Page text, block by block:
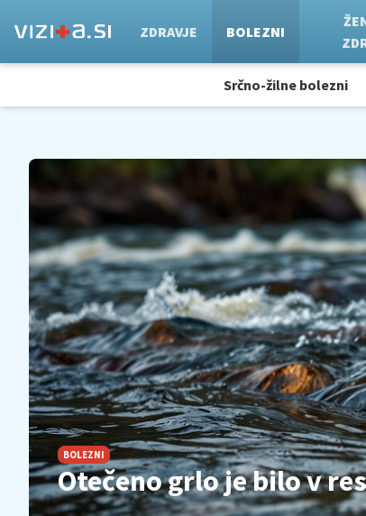
ZDRAVJE BOLEZNI
Srčno-žilne bolezni
BOLEZNI
Otečeno grlo je bilo v